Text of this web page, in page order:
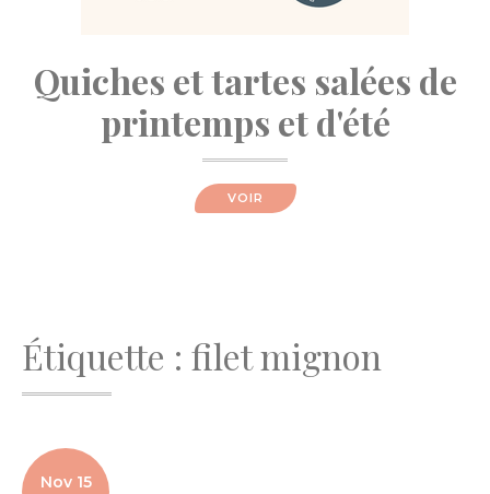
Quiches et tartes salées de
printemps et d'été
VOIR
Étiquette : filet mignon
Nov 15